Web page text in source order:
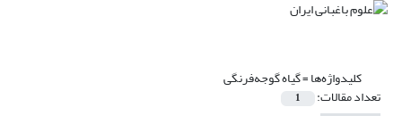
کلیدواژه‌ها =گیاه گوجه‌فرنگی
تعداد مقالات: 1